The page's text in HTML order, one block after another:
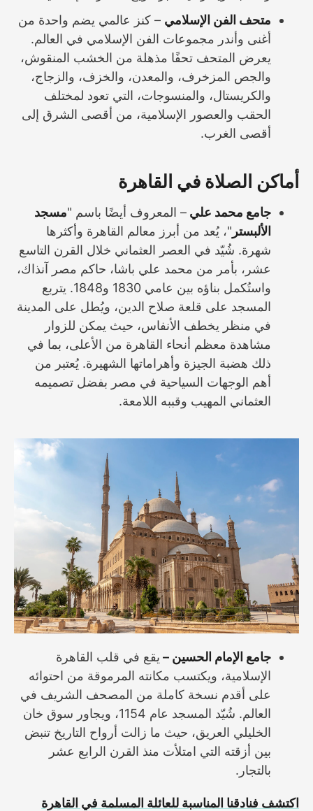
متحف الفن الإسلامي – كنز عالمي يضم واحدة من
أغنى وأندر مجموعات الفن الإسلامي في العالم.
يعرض المتحف تحفًا مذهلة من الخشب المنقوش،
والجص المزخرف، والمعدن، والخزف، والزجاج،
والكريستال، والمنسوجات، التي تعود لمختلف
الحقب والعصور الإسلامية، من أقصى الشرق إلى
أقصى الغرب.
أماكن الصلاة في القاهرة
جامع محمد علي – المعروف أيضًا باسم "مسجد
الألبستر "، يُعد من أبرز معالم القاهرة وأكثرها
شهرة. شُيّد في العصر العثماني خلال القرن التاسع
عشر، بأمر من محمد علي باشا، حاكم مصر آنذاك،
واستُكمل بناؤه بين عامي 1830 و1848. يتربع
المسجد على قلعة صلاح الدين، ويُطل على المدينة
في منظر يخطف الأنفاس، حيث يمكن للزوار
مشاهدة معظم أنحاء القاهرة من الأعلى، بما في
ذلك هضبة الجيزة وأهراماتها الشهيرة. يُعتبر من
أهم الوجهات السياحية في مصر بفضل تصميمه
العثماني المهيب وقببه اللامعة.
جامع الإمام الحسين – يقع في قلب القاهرة
الإسلامية، ويكتسب مكانته المرموقة من احتوائه
على أقدم نسخة كاملة من المصحف الشريف في
العالم. شُيّد المسجد عام 1154، ويجاور سوق خان
الخليلي العريق، حيث ما زالت أرواح التاريخ تنبض
بين أزقته التي امتلأت منذ القرن الرابع عشر
بالتجار.
اكتشف فنادقنا المناسبة للعائلة المسلمة في القاهرة